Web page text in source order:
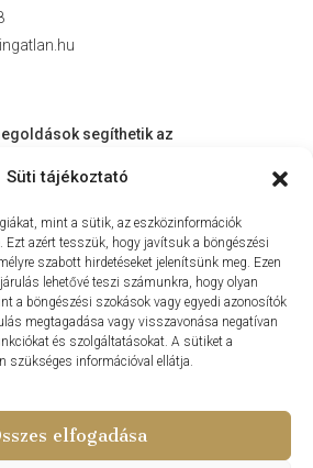
Süti tájékoztató
mint a sütik, az eszközinformációk
Ezt azért tesszük, hogy javítsuk a böngészési
szabott hirdetéseket jelenítsünk meg. Ezen
lehetővé teszi számunkra, hogy olyan
a böngészési szokások vagy egyedi azonosítók
megtagadása vagy visszavonása negatívan
és szolgáltatásokat. A sütiket a
szükséges információval ellátja.
elfogadása
segíthetik az
környékén
EGY INGATLANIRODA VEVŐI
KELL SZÁMOLNUNK
SORÁN?